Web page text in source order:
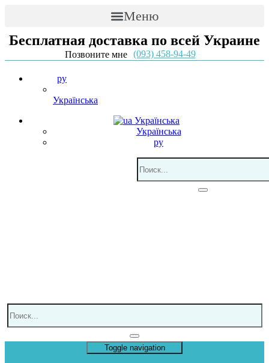
Меню
Бесплатная доставка по всей Украине
Позвоните мне (093) 458-94-49
ру
Українська
Українська
Українська
ру
Toggle navigation